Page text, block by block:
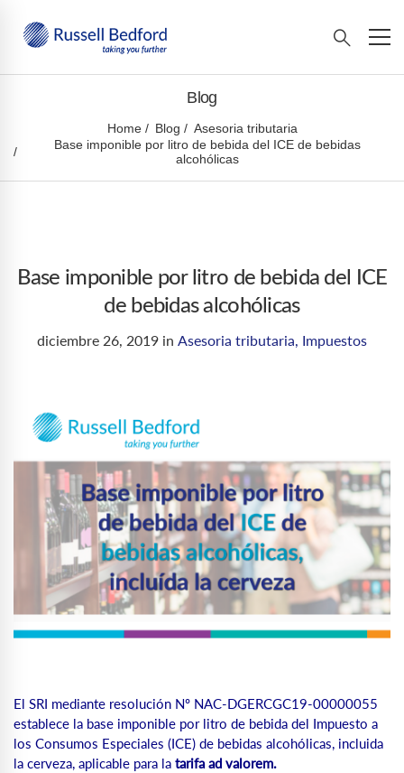
Blog
Home Blog
Asesoria tributaria
Base imponible por litro de bebida del ICE de bebidas
alcohólicas
Base imponible por litro de bebida del ICE
de bebidas alcohólicas
diciembre 26, 2019 in Asesoria tributaria Impuestos
El SRI mediante resolución Nº NAC-DGERCGC19-00000055
establece la base imponible por litro de bebida del Impuesto a
los Consumos Especiales (ICE) de bebidas alcohólicas, incluida
la cerveza, aplicable para la tarifa ad valorem.